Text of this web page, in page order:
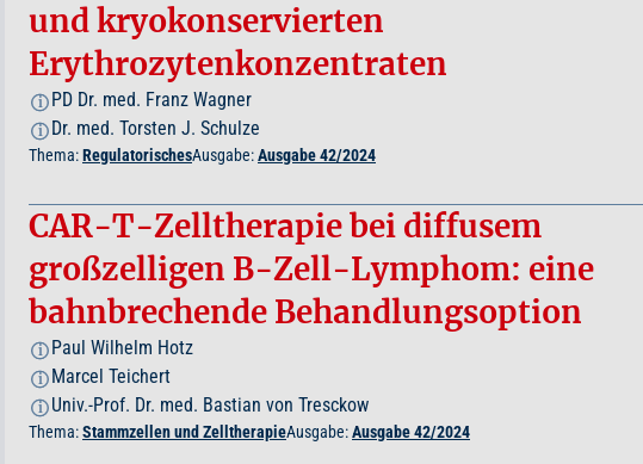
und kryokonservierten
Erythrozytenkonzentraten
i PD Dr. med. Franz Wagner
i Dr. med. Torsten J. Schulze
Thema:RegulatorischesAusgabe:Ausgabe 42/2024
CAR-T-Zelltherapie bei diffusem
großzelligen B-Zell-Lymphom: eine
bahnbrechende Behandlungsoption
i Paul Wilhelm Hotz
i Marcel Teichert
i Univ.-Prof. Dr. med. Bastian von Tresckow
Thema:Stammzellen und ZelltherapieAusgabe:Ausgabe 42/2024